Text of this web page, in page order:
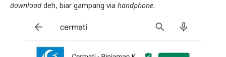
downloaddeh, biar gampang via handphone.